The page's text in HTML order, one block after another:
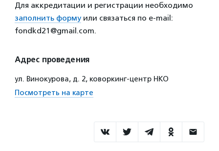
Для аккредитации и регистрации необходимо
заполнить форму или связаться по e-mail:
fondkd21@gmail.com.
Адрес проведения
ул. Винокурова, д. 2, коворкинг-центр НКО
Посмотреть на карте